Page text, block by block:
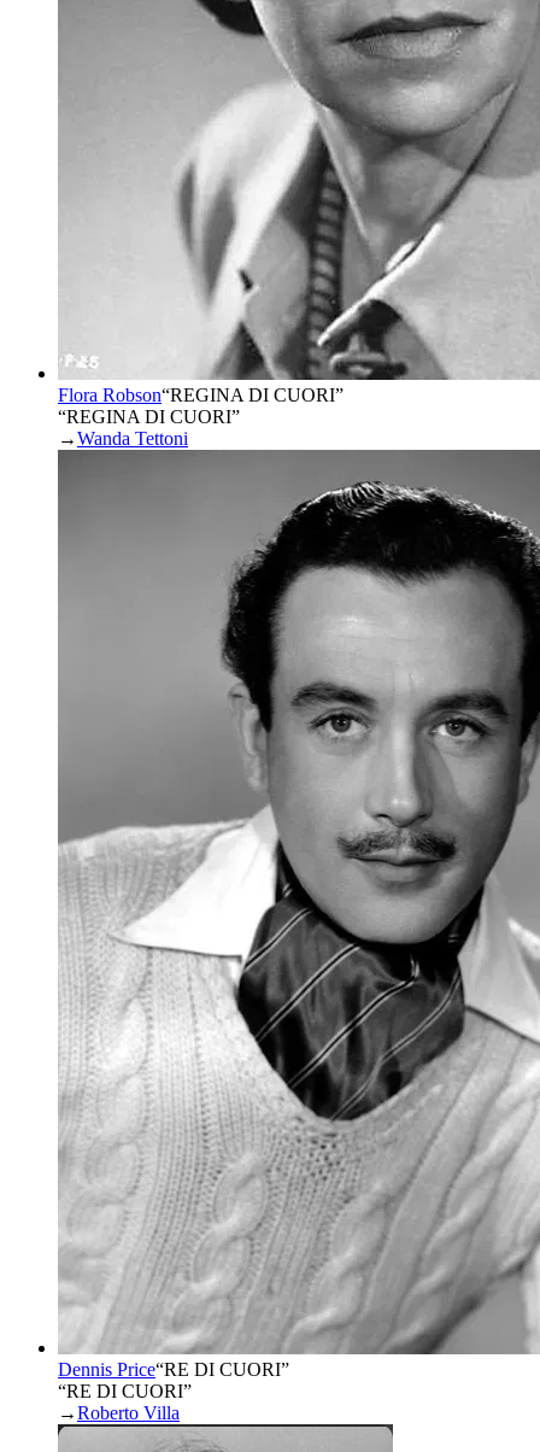
Flora Robson“REGINA DI CUORI”
“REGINA DI CUORI”
→Wanda Tettoni
Dennis Price“RE DI CUORI”
“RE DI CUORI”
→Roberto Villa